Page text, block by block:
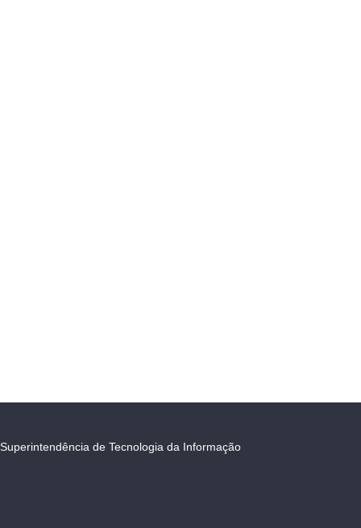
Superintendência de Tecnologia da Informação